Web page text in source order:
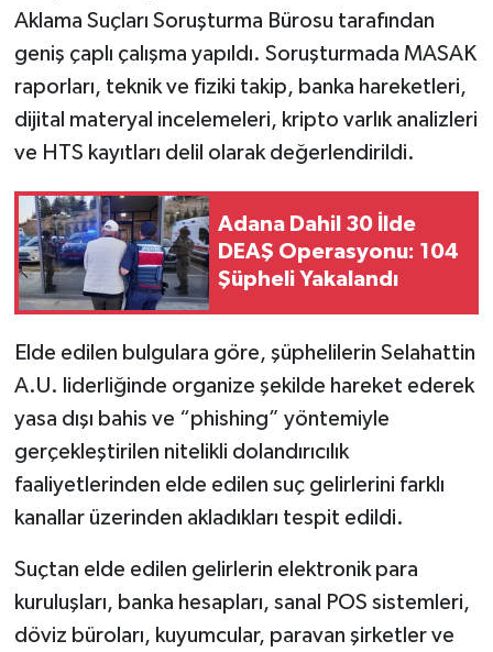
Aklama Suçları Soruşturma Bürosu tarafından
geniş çaplı çalışma yapıldı. Soruşturmada MASAK
raporları, teknik ve fiziki takip, banka hareketleri,
dijital materyal incelemeleri, kripto varlık analizleri
ve HTS kayıtları delil olarak değerlendirildi.
Adana Dahil 30 İlde
DEAŞ Operasyonu: 104
Şüpheli Yakalandı
Elde edilen bulgulara göre, şüphelilerin Selahattin
A.U. liderliğinde organize şekilde hareket ederek
yasa dışı bahis ve “phishing” yöntemiyle
gerçekleştirilen nitelikli dolandırıcılık
faaliyetlerinden elde edilen suç gelirlerini farklı
kanallar üzerinden akladıkları tespit edildi.
Suçtan elde edilen gelirlerin elektronik para
kuruluşları, banka hesapları, sanal POS sistemleri,
döviz büroları, kuyumcular, paravan şirketler ve